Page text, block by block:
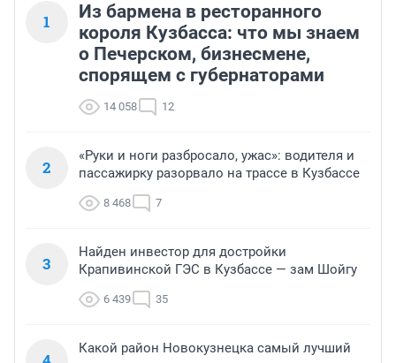
1
Из бармена в ресторанного
короля Кузбасса: что мы знаем
о Печерском, бизнесмене,
спорящем с губернаторами
14 058 12
2
«Руки и ноги разбросало, ужас»: водителя и
пассажирку разорвало на трассе в Кузбассе
8 468 7
3
Найден инвестор для достройки
Крапивинской ГЭС в Кузбассе — зам Шойгу
6 439 35
Какой район Новокузнецка самый лучший